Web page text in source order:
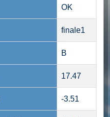
OK
finale1
B
17.47
-3.51